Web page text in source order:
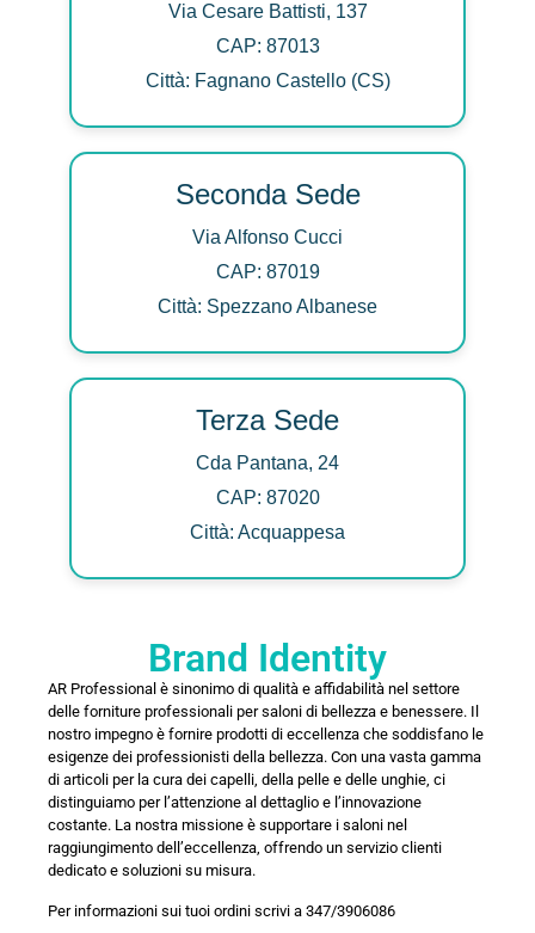
Via Cesare Battisti, 137
CAP: 87013
Città: Fagnano Castello (CS)
Seconda Sede
Via Alfonso Cucci
CAP: 87019
Città: Spezzano Albanese
Terza Sede
Cda Pantana, 24
CAP: 87020
Città: Acquappesa
Brand Identity
AR Professional è sinonimo di qualità e affidabilità nel settore
delle forniture professionali per saloni di bellezza e benessere. Il
nostro impegno è fornire prodotti di eccellenza che soddisfano le
esigenze dei professionisti della bellezza. Con una vasta gamma
di articoli per la cura dei capelli, della pelle e delle unghie, ci
distinguiamo per l’attenzione al dettaglio e l’innovazione
costante. La nostra missione è supportare i saloni nel
raggiungimento dell’eccellenza, offrendo un servizio clienti
dedicato e soluzioni su misura.
Per informazioni sui tuoi ordini scrivi a 347/3906086